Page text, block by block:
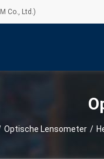
Co., Ltd.)
Optische Lensometer /